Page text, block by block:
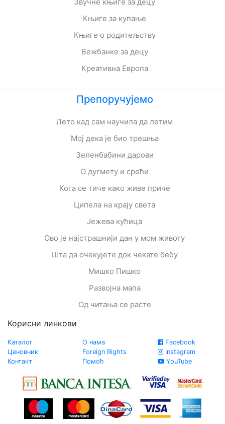
Књиге за купање
Књиге о родитељству
Вежбанке за децу
Креативна Европа
Препоручујемо
Лето кад сам научила да летим
Мој дека је био трешња
Зеленбабини дарови
О дугмету и срећи
Кога се тиче како живе приче
Ципела на крају света
Јежева кућица
Ово је најстрашнији дан у мом животу
Шта да очекујете док чекате бебу
Мишко Пишко
Развојна мапа
Од читања се расте
Корисни линкови
Каталог
Ценовник
Контакт
О нама
Foreign Rights
Помоћ
Facebook
Instagram
YouTube